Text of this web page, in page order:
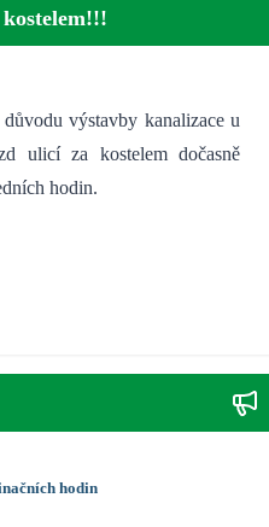
výstavby kanalizace u
ulicí za kostelem dočasně
hodin.
hodin